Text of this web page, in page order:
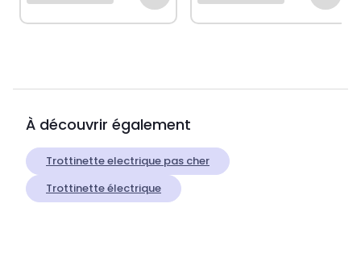
À découvrir également
Trottinette electrique pas cher
Trottinette électrique